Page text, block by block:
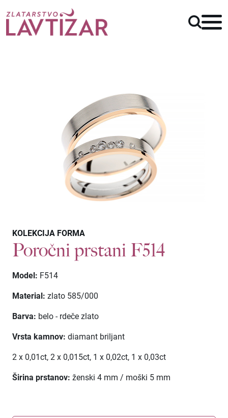
KOLEKCIJA FORMA
Poročni prstani F514
Model: F514
Material: zlato 585/000
Barva: belo - rdeče zlato
Vrsta kamnov: diamant briljant
2 x 0,01ct,2 x 0,015ct, 1 x 0,02ct, 1 x 0,03ct
Širina prstanov: ženski 4 mm / moški 5 mm